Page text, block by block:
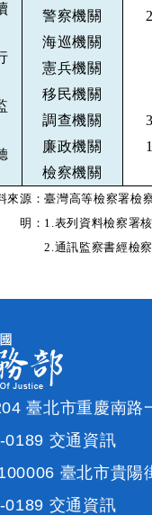
警察機關
海巡機關
憲兵機關
移民機關
調查機關
廉政機關
檢察機關
來源：臺灣高等檢察署檢
：1.表列資料檢察署核
訊監察書經檢察官
臺北市重慶南路
0189 交通資訊
臺北市貴陽
0189 交通資訊